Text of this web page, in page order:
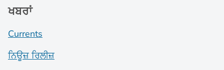
ਖਬਰਾਂ
Currents
ਨਿਊਜ਼ ਰਿਲੀਜ਼